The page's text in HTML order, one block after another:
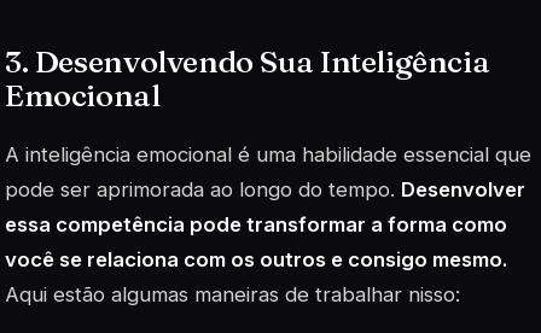
3. Desenvolvendo Sua Inteligência
Emocional
A inteligência emocional é uma habilidade essencial que
pode ser aprimorada ao longo do tempo. Desenvolver
essa competência pode transformar a forma como
você se relaciona com os outros e consigo mesmo.
Aqui estão algumas maneiras de trabalhar nisso: